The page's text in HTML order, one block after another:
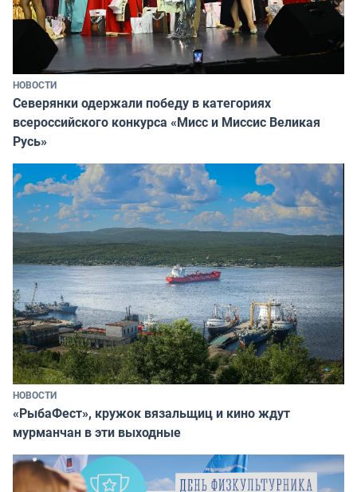
НОВОСТИ
Северянки одержали победу в категориях
всероссийского конкурса «Мисс и Миссис Великая
Русь»
НОВОСТИ
«РыбаФест», кружок вязальщиц и кино ждут
мурманчан в эти выходные